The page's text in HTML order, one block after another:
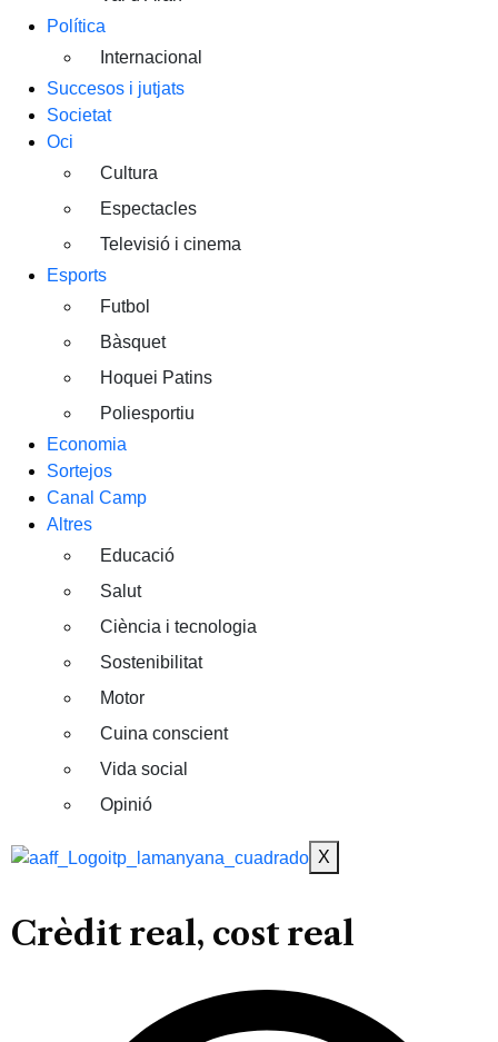
Política
Internacional
Succesos i jutjats
Societat
Oci
Cultura
Espectacles
Televisió i cinema
Esports
Futbol
Bàsquet
Hoquei Patins
Poliesportiu
Economia
Sortejos
Canal Camp
Altres
Educació
Salut
Ciència i tecnologia
Sostenibilitat
Motor
Cuina conscient
Vida social
Opinió
X
Crèdit real, cost real